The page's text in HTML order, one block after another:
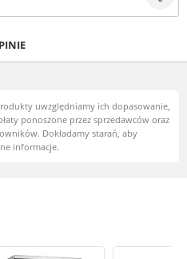
uwzględniamy ich dopasowanie,
ponoszone przez sprzedawców oraz
Dokładamy starań, aby
informacje.